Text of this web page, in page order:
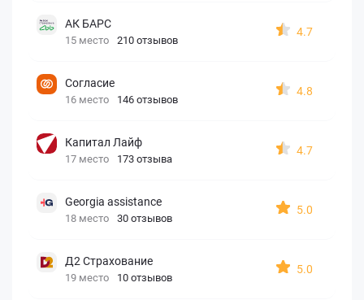
АК БАРС
15 место 210 отзывов
4.7
Согласие
16 место 146 отзывов
4.8
Капитал Лайф
17 место 173 отзыва
4.7
Georgia assistance
18 место 30 отзывов
5.0
Д2 Страхование
19 место 10 отзывов
5.0